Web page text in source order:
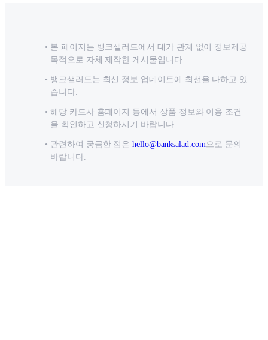
본 페이지는 뱅크샐러드에서 대가 관계 없이 정보제공
목적으로 자체 제작한 게시물입니다.
뱅크샐러드는 최신 정보 업데이트에 최선을 다하고 있
습니다.
해당 카드사 홈페이지 등에서 상품 정보와 이용 조건
을 확인하고 신청하시기 바랍니다.
관련하여 궁금한 점은 hello@banksalad.com으로 문의
바랍니다.